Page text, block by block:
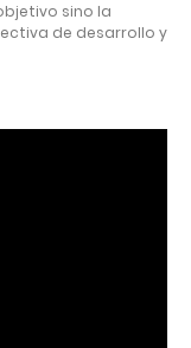
sino la
de desarrollo y